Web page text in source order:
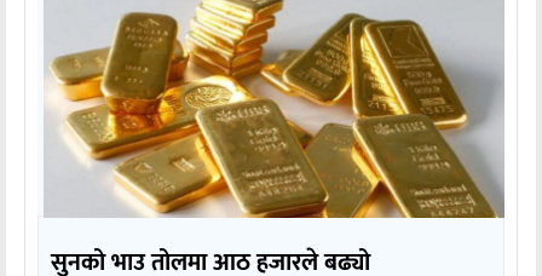
सुनको भाउ तोलमा आठ हजारले बढ्यो